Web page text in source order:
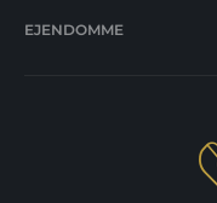
EJENDOMME